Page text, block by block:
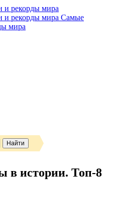
Самые
мира
в истории. Топ-8